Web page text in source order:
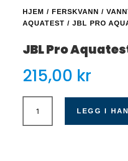
HJEM / FERSKVANN /
AQUATEST / JBL PRO
JBL Pro
215,00 kr
JBL
Aquatest
LEGG I